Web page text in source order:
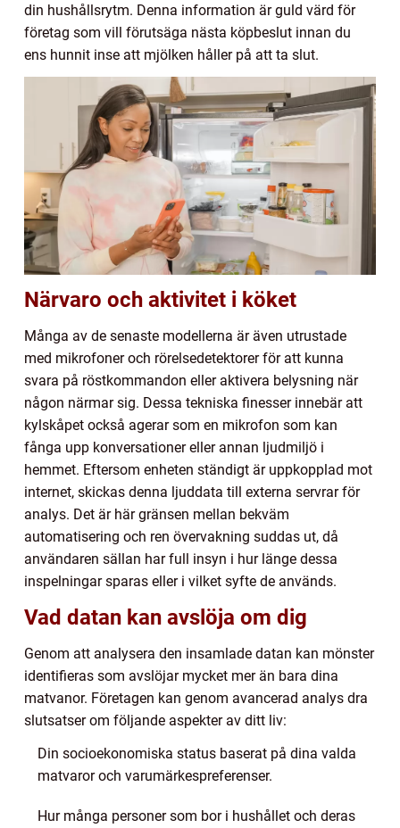
din hushållsrytm. Denna information är guld värd för
företag som vill förutsäga nästa köpbeslut innan du
ens hunnit inse att mjölken håller på att ta slut.
Närvaro och aktivitet i köket
Många av de senaste modellerna är även utrustade
med mikrofoner och rörelsedetektorer för att kunna
svara på röstkommandon eller aktivera belysning när
någon närmar sig. Dessa tekniska finesser innebär att
kylskåpet också agerar som en mikrofon som kan
fånga upp konversationer eller annan ljudmiljö i
hemmet. Eftersom enheten ständigt är uppkopplad mot
internet, skickas denna ljuddata till externa servrar för
analys. Det är här gränsen mellan bekväm
automatisering och ren övervakning suddas ut, då
användaren sällan har full insyn i hur länge dessa
inspelningar sparas eller i vilket syfte de används.
Vad datan kan avslöja om dig
Genom att analysera den insamlade datan kan mönster
identifieras som avslöjar mycket mer än bara dina
matvanor. Företagen kan genom avancerad analys dra
slutsatser om följande aspekter av ditt liv:
Din socioekonomiska status baserat på dina valda
matvaror och varumärkespreferenser.
Hur många personer som bor i hushållet och deras